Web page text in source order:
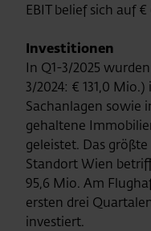
EBIT belief sich auf €
Investitionen
In Q1-3/2025
3/2024: € 131,0
Sachanlagen sowie
gehaltene
geleistet. Das
Standort Wien
95,6 Mio. Am
ersten drei
investiert.